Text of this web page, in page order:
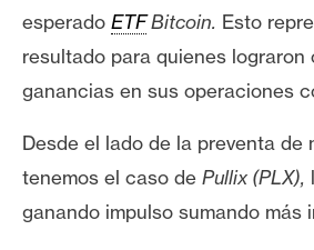
l
i
s
s
N
esperado ETFBitcoin. Esto
resultado para quienes lograron
ganancias en sus operaciones
Desde el lado de la preventa de
tenemos el caso de Pullix (PLX),
ganando impulso sumando más